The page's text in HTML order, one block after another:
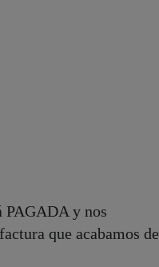
PAGADA y nos
que acabamos de